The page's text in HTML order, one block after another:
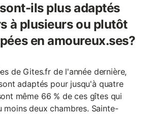
ils plus adaptés
à plusieurs ou plutôt
en amoureux.ses?
de Gites.fr de l'année dernière,
adaptés pour jusqu'à quatre
même 66 % de ces gîtes qui
moins deux chambres. Sainte-